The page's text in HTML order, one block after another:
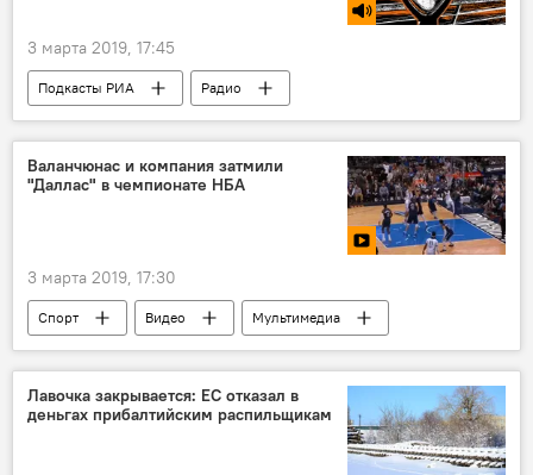
3 марта 2019, 17:45
Подкасты РИА Радио
Валанчюнас и компания затмили
"Даллас" в чемпионате НБА
3 марта 2019, 17:30
Спорт Видео
Мультимедиа
Литва
НБА Йонас Валанчюнас
Лавочка закрывается: ЕС отказал в
деньгах прибалтийским распильщикам